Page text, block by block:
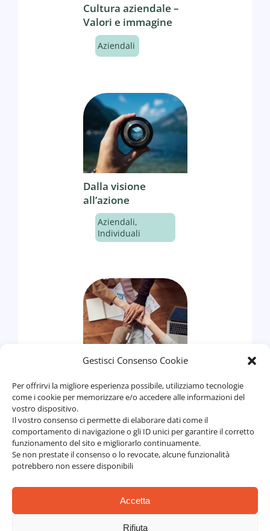
Gestisci Consenso Cookie
Per offrirvi la migliore esperienza possibile, utilizziamo tecnologie
come i cookie per memorizzare e/o accedere alle informazioni del
vostro dispositivo.
Il vostro consenso ci permette di elaborare dati come il
comportamento di navigazione o gli ID unici per garantire il corretto
funzionamento del sito e migliorarlo continuamente.
Se non prestate il consenso o lo revocate, alcune funzionalità
potrebbero non essere disponibili
Accetta
Rifiuta
Cultura aziendale –
Valori e immagine
Aziendali
Dalla visione
all’azione
Aziendali,
Individuali
squadra – Il
potenziale del “noi”
Aziendali,
Individuali